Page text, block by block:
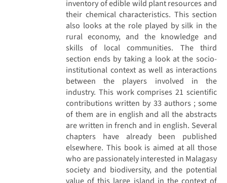
inventory of edible wild plant resources and
their chemical characteristics. This section
also looks at the role played by silk in the
rural economy, and the knowledge and
skills of local communities. The third
section ends by taking a look at the socio-
institutional context as well as interactions
between the players involved in the
industry. This work comprises 21 scientific
contributions written by 33 authors ; some
of them are in english and all the abstracts
are written in french and in english. Several
chapters have already been published
elsewhere. This book is aimed at all those
who are passionately interested in Malagasy
society and biodiversity, and the potential